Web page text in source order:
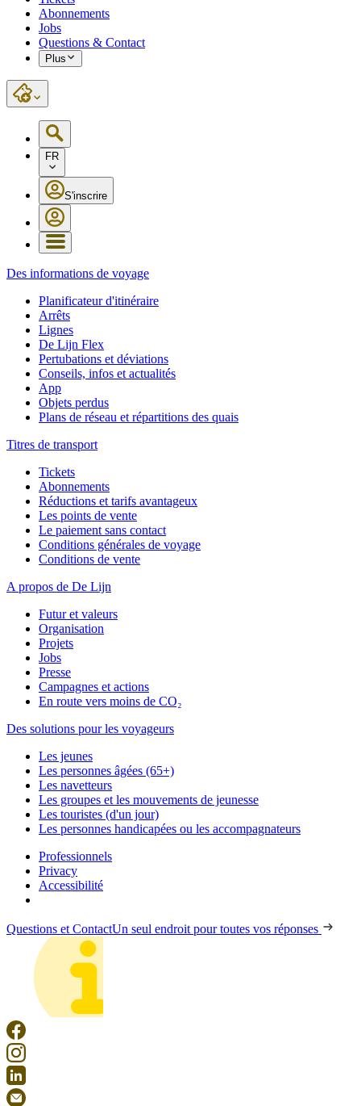
Abonnements
Jobs
Questions & Contact
Plus
FR
S'inscrire
Des informations de voyage
Planificateur d'itinéraire
Arrêts
Lignes
De Lijn Flex
Pertubations et déviations
Conseils, infos et actualités
App
Objets perdus
Plans de réseau et répartitions des quais
Titres de transport
Tickets
Abonnements
Réductions et tarifs avantageux
Les points de vente
Le paiement sans contact
Conditions générales de voyage
Conditions de vente
A propos de De Lijn
Futur et valeurs
Organisation
Projets
Jobs
Presse
Campagnes et actions
En route vers moins de CO₂
Des solutions pour les voyageurs
Les jeunes
Les personnes âgées (65+)
Les navetteurs
Les groupes et les mouvements de jeunesse
Les touristes (d'un jour)
Les personnes handicapées ou les accompagnateurs
Professionnels
Privacy
Accessibilité
Questions et ContactUn seul endroit pour toutes vos réponses